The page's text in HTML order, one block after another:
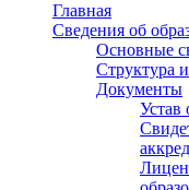
Главная
Сведения об
Основные
Структура
Документы
Устав